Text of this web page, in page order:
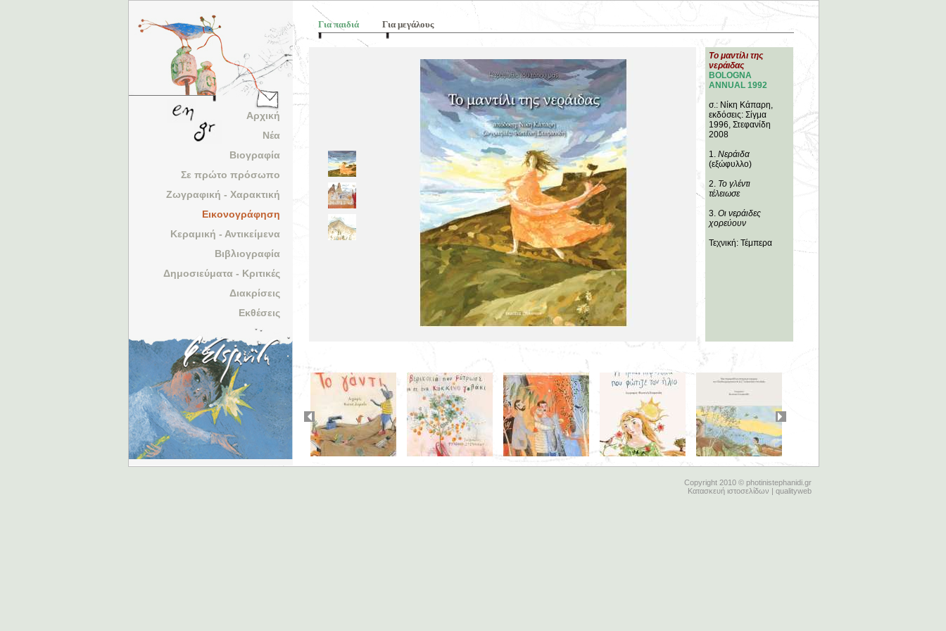
Αρχική
Νέα
Βιογραφία
Σε πρώτο πρόσωπο
Ζωγραφική - Χαρακτική
Εικονογράφηση
Κεραμική - Αντικείμενα
Βιβλιογραφία
Δημοσιεύματα - Κριτικές
Διακρίσεις
Εκθέσεις
Για παιδιά Για μεγάλους
Το μαντίλι της
νεράιδας
BOLOGNA
ANNUAL 1992
σ.: Νίκη Κάπαρη,
εκδόσεις: Σίγμα
1996, Στεφανίδη
2008
1. Νεράιδα
(εξώφυλλο)
2. Το γλέντι
τέλειωσε
3. Οι νεράιδες
χορεύουν
Τεχνική: Τέμπερα
Copyright 2010 © photinistephanidi.gr
Κατασκευή ιστοσελίδων | qualityweb